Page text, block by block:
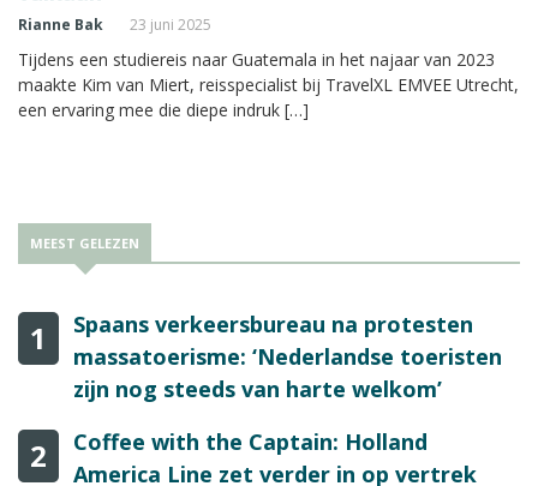
Rianne Bak 23 juni 2025
Tijdens een studiereis naar Guatemala in het najaar van 2023
maakte Kim van Miert, reisspecialist bij TravelXL EMVEE Utrecht,
een ervaring mee die diepe indruk […]
MEEST GELEZEN
1
Spaans verkeersbureau na protesten
massatoerisme: ‘Nederlandse toeristen
zijn nog steeds van harte welkom’
2
Coffee with the Captain: Holland
America Line zet verder in op vertrek